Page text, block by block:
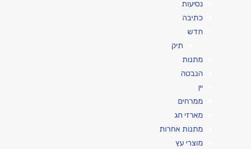
נסיעות
כתיבה
חדש
תיק
מתנות
הנבטה
יין
ממרחים
מארזי חג
מתנות אחרות
מוצרי עץ